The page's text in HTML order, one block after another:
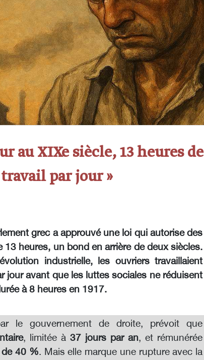
au XIXe siècle, 13 heures de
travail par jour »
grec a approuvé une loi qui autorise des
13 heures, un bond en arrière de deux siècles.
industrielle, les ouvriers travaillaient
jour avant que les luttes sociales ne réduisent
à 8 heures en 1917.
le gouvernement de droite, prévoit que
, limitée à37 jours par an, et rémunérée
40 %. Mais elle marque une rupture avec la